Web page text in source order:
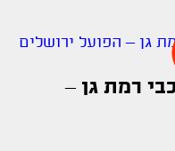
משחק 2: מכבי רמת גן –